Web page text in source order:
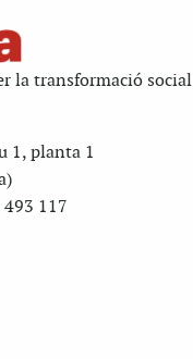
la transformació social
1, planta 1
117